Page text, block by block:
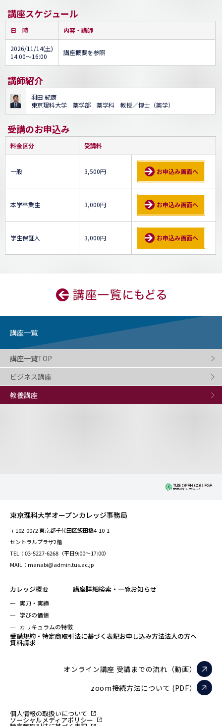
講座スケジュール
日 時 内容・講師
2026/11/14(土)
14:00～16:00
講座概要を参照
講師紹介
羽田 紀康
東京理科大学 薬学部 薬学科 教授／博士（薬学）
受講のお申込み
料金区分 受講料
一般 3,500円 お申込み画面へ
本学卒業生 3,000円 お申込み画面へ
学生保証人 3,000円 お申込み画面へ
講座一覧
講座一覧TOP
ビジネス講座
教養講座
東京理科大学オープンカレッジ事務局
〒102-0072 東京都千代田区飯田橋4-10-1
セントラルプラザ2階
TEL：03-5227-6268（平日9:00～17:00）
MAIL：manabi@admin.tus.ac.jp
カレッジ概要
実力・実績
学びの価値
カリキュラムの特徴
講座詳細検索・一覧お知らせ
受講規約・特定商取引法に基づく表記お申し込み方法法人の方へ
資料請求
オンライン講座 受講までの流れ（動画）
zoom接続方法について (PDF）
個人情報の取扱いについて
ソーシャルメディアポリシー